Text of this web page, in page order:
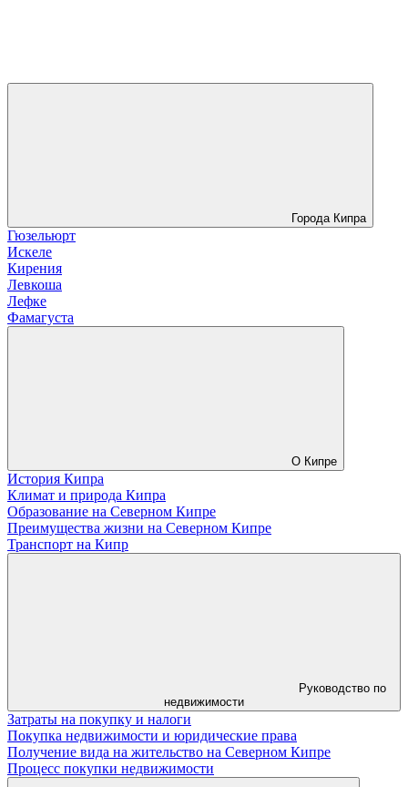
Города Кипра
Гюзельюрт
Искеле
Кирения
Левкоша
Лефке
Фамагуста
О Кипре
История Кипра
Климат и природа Кипра
Образование на Северном Кипре
Преимущества жизни на Северном Кипре
Транспорт на Кипр
Руководство по
недвижимости
Затраты на покупку и налоги
Покупка недвижимости и юридические права
Получение вида на жительство на Северном Кипре
Процесс покупки недвижимости